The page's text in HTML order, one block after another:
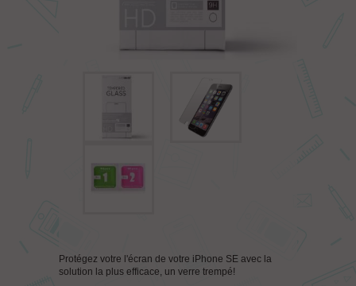
Protégez votre l'écran de votre iPhone SE avec la
solution la plus efficace, un verre trempé!